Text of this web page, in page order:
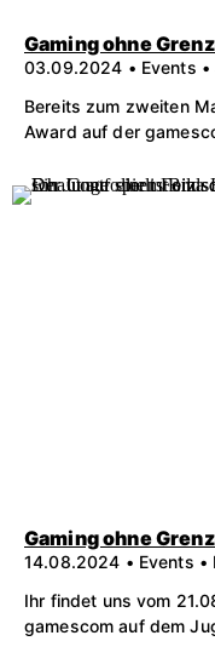
Gaming ohne
03.09.2024 • Events •
Bereits zum zweiten
Award auf der
Gaming ohne
14.08.2024 • Events •
Ihr findet uns vom
gamescom auf dem